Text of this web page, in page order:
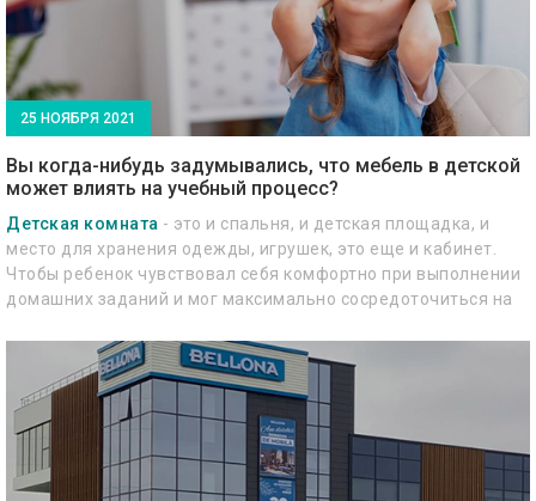
25 НОЯБРЯ 2021
Вы когда-нибудь задумывались, что мебель в детской
может влиять на учебный процесс?
Детская комната - это и спальня, и детская площадка, и
место для хранения одежды, игрушек, это еще и кабинет.
Чтобы ребенок чувствовал себя комфортно при выполнении
домашних заданий и мог максимально сосредоточиться на